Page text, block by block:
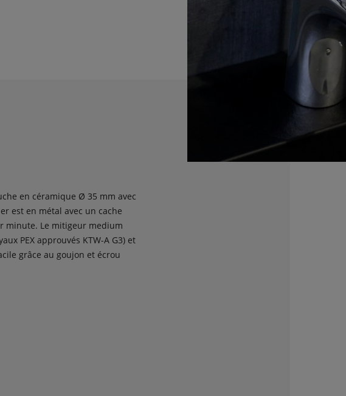
en céramique Ø 35 mm avec
est en métal avec un cache
minute. Le mitigeur medium
PEX approuvés KTW-A G3) et
grâce au goujon et écrou